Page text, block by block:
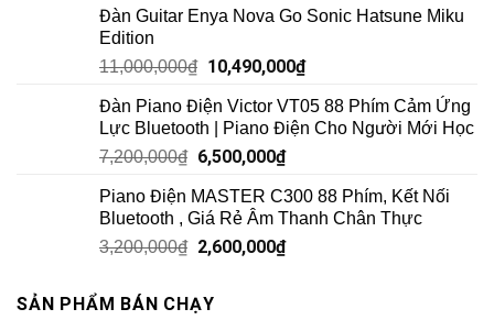
Đàn Guitar Enya Nova Go Sonic Hatsune Miku
Edition
11,000,000₫ 10,490,000₫
Đàn Piano Điện Victor VT05 88 Phím Cảm Ứng
Lực Bluetooth | Piano Điện Cho Người Mới Học
7,200,000₫ 6,500,000₫
Piano Điện MASTER C300 88 Phím, Kết Nối
Bluetooth , Giá Rẻ Âm Thanh Chân Thực
3,200,000₫ 2,600,000₫
SẢN PHẨM BÁN CHẠY